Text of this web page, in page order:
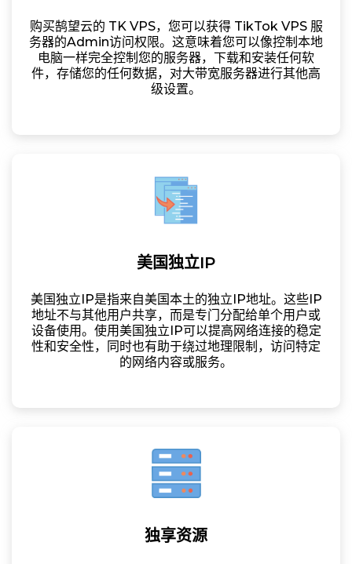
购买鹄望云的 TK VPS，您可以获得 TikTok VPS 服
务器的Admin访问权限。这意味着您可以像控制本地
电脑一样完全控制您的服务器，下载和安装任何软
件，存储您的任何数据，对大带宽服务器进行其他高
级设置。
美国独立IP
美国独立IP是指来自美国本土的独立IP地址。这些IP
地址不与其他用户共享，而是专门分配给单个用户或
设备使用。使用美国独立IP可以提高网络连接的稳定
性和安全性，同时也有助于绕过地理限制，访问特定
的网络内容或服务。
独享资源